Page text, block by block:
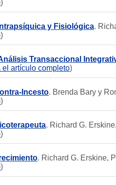
)
y Fisiológica.
)
Transaccional
artículo completo)
Incesto. Brenda Bary y
)
. Richard G.
)
. Richard G. Erskine,
)